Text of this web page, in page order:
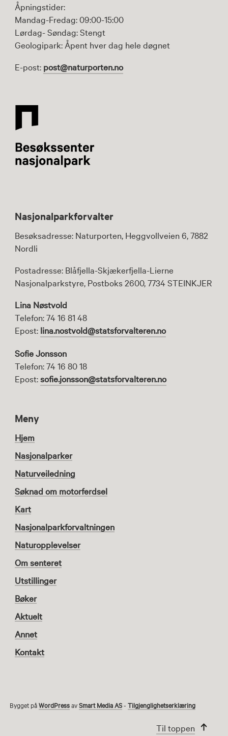
Åpningstider:
Mandag-Fredag: 09:00-15:00
Lørdag- Søndag: Stengt
Geologipark: Åpent hver dag hele døgnet
E-post: post@naturporten.no
Nasjonalparkforvalter
Besøksadresse: Naturporten, Heggvollveien 6, 7882
Nordli
Postadresse: Blåfjella-Skjækerfjella-Lierne
Nasjonalparkstyre, Postboks 2600, 7734 STEINKJER
Lina Nøstvold
Telefon: 74 16 81 48
Epost: lina.nostvold@statsforvalteren.no
Sofie Jonsson
Telefon: 74 16 80 18
Epost:sofie.jonsson@statsforvalteren.no
Meny
Hjem
Nasjonalparker
Naturveiledning
Søknad om motorferdsel
Kart
Nasjonalparkforvaltningen
Naturopplevelser
Om senteret
Utstillinger
Bøker
Aktuelt
Annet
Kontakt
Bygget påWordPressavSmart Media AS- Tilgjenglighetserklæring
Til toppen